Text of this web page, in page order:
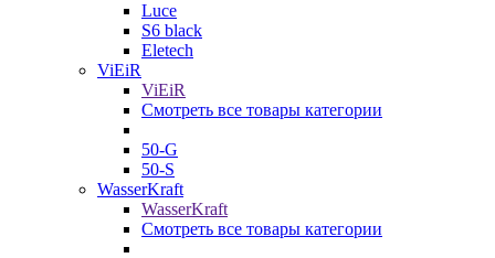
Luce
S6 black
Eletech
ViEiR
ViEiR
Смотреть все товары категории
50-G
50-S
WasserKraft
WasserKraft
Смотреть все товары категории